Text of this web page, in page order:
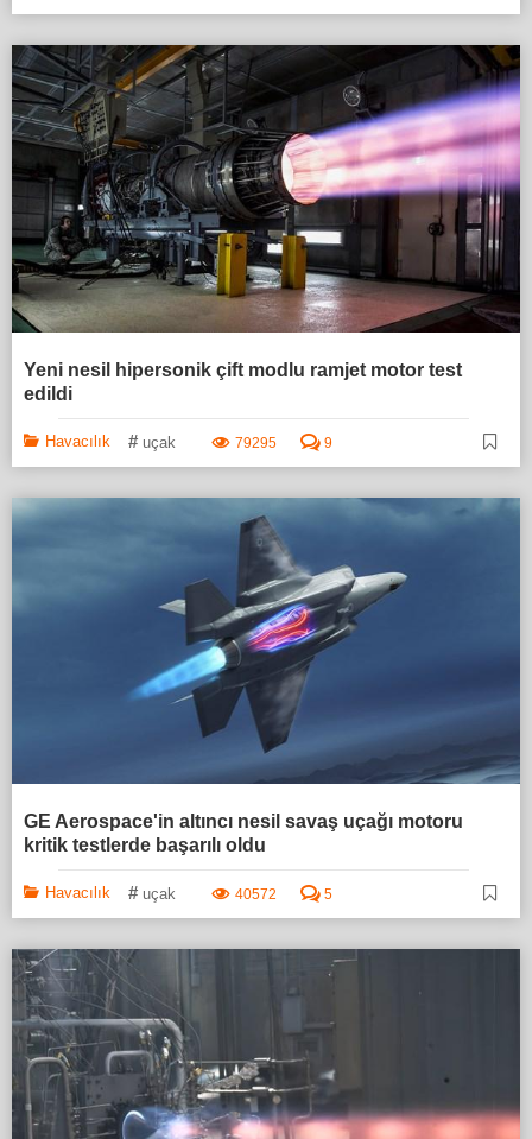
Yeni nesil hipersonik çift modlu ramjet motor test
edildi
Havacılık # uçak 79295 9
GE Aerospace'in altıncı nesil savaş uçağı motoru
kritik testlerde başarılı oldu
Havacılık # uçak 40572 5